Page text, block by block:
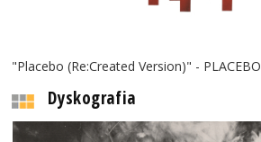
"Placebo (Re:Created Version)" - PLACEBO
Dyskografia